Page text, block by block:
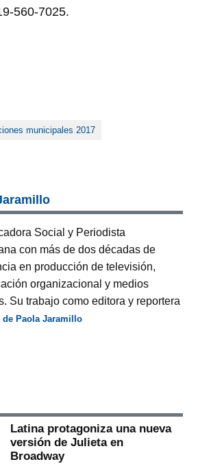
560-7025.
municipales 2017
Social y Periodista
con más de dos décadas de
en producción de televisión,
organizacional y medios
Su trabajo como editora y reportera
de Paola Jaramillo
Latina protagoniza una nueva
versión de Julieta en
Broadway